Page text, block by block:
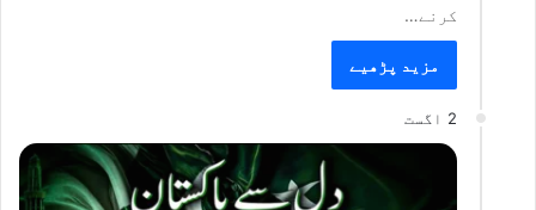
کرنے…
مزید پڑھیے
2 اگست